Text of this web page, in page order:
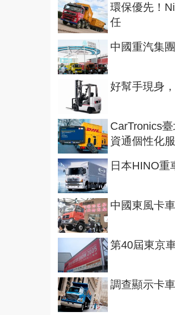
環保優先！
任
中國重汽集
好幫手現身
CarTronics
資通個性化
日本HINO重
中國東風卡
第40屆東京
調查顯示卡